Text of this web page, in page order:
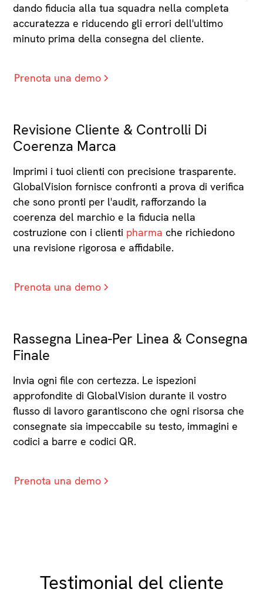
dando fiducia alla tua squadra nella completa
accuratezza e riducendo gli errori dell'ultimo
minuto prima della consegna del cliente.
Prenota una demo
Revisione Cliente & Controlli Di
Coerenza Marca
Imprimi i tuoi clienti con precisione trasparente.
GlobalVision fornisce confronti a prova di verifica
che sono pronti per l'audit, rafforzando la
coerenza del marchio e la fiducia nella
costruzione con i clienti pharma che richiedono
una revisione rigorosa e affidabile.
Prenota una demo
Rassegna Linea-Per Linea & Consegna
Finale
Invia ogni file con certezza. Le ispezioni
approfondite di GlobalVision durante il vostro
flusso di lavoro garantiscono che ogni risorsa che
consegnate sia impeccabile su testo, immagini e
codici a barre e codici QR.
Prenota una demo
Testimonial del cliente